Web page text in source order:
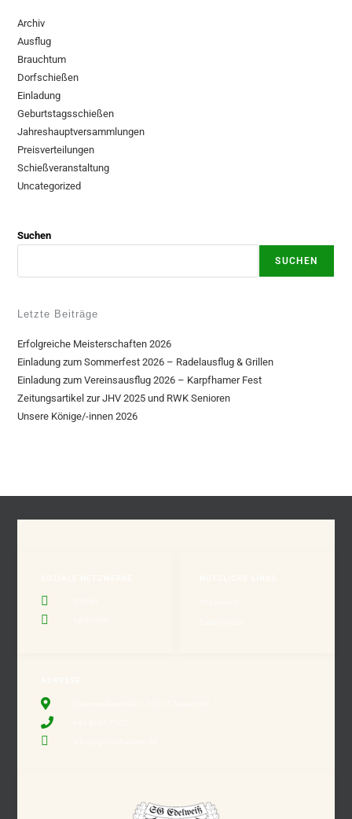
Archiv
Ausflug
Brauchtum
Dorfschießen
Einladung
Geburtstagsschießen
Jahreshauptversammlungen
Preisverteilungen
Schießveranstaltung
Uncategorized
Suchen
SUCHEN
Letzte Beiträge
Erfolgreiche Meisterschaften 2026
Einladung zum Sommerfest 2026 – Radelausflug & Grillen
Einladung zum Vereinsausflug 2026 – Karpfhamer Fest
Zeitungsartikel zur JHV 2025 und RWK Senioren
Unsere Könige/-innen 2026